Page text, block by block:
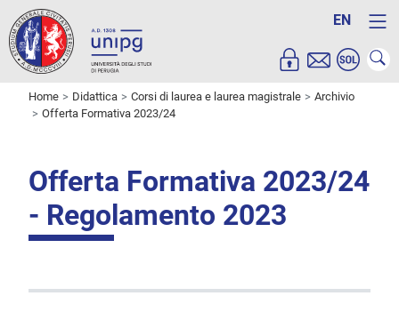
EN
Home Didattica Corsi di laurea e laurea magistrale
Archivio
Offerta Formativa 2023/24
Offerta Formativa 2023/24
- Regolamento 2023